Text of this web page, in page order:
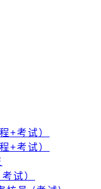
+考试）
+考试）
试）